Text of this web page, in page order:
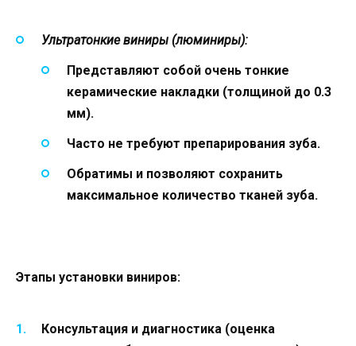
Ультратонкие виниры (люминиры):
Представляют собой очень тонкие
керамические накладки (толщиной до 0.3
мм).
Часто не требуют препарирования зуба.
Обратимы и позволяют сохранить
максимальное количество тканей зуба.
Этапы установки виниров:
Консультация и диагностика (оценка